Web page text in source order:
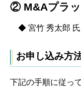
② M&Aプラッ
◆ 宮竹 秀太郎 氏
お申し込み方
下記の手順に従っ